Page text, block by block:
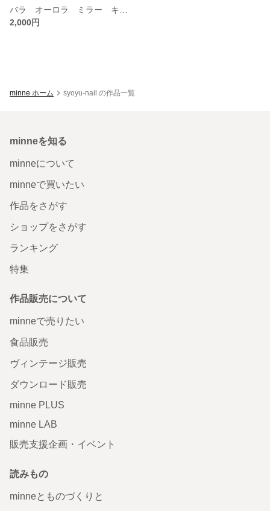
2,000円
minne ホーム syoyu-nail の作品一覧
minneを知る
minneについて
minneで買いたい
作品をさがす
ショップをさがす
ランキング
特集
作品販売について
minneで売りたい
食品販売
ヴィンテージ販売
ダウンロード販売
minne PLUS
minne LAB
販売支援企画・イベント
読みもの
minneとものづくりと